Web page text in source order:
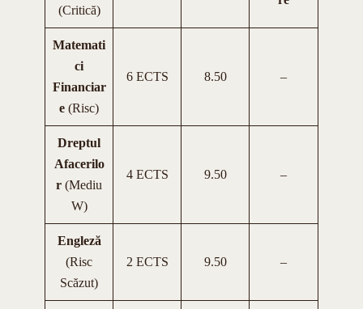
(Critică)
Matemati
ci
Financiar
e (Risc)
6 ECTS 8.50 –
Dreptul
Afacerilo
r (Mediu
W)
4 ECTS 9.50 –
Engleză
(Risc
Scăzut)
2 ECTS 9.50 –